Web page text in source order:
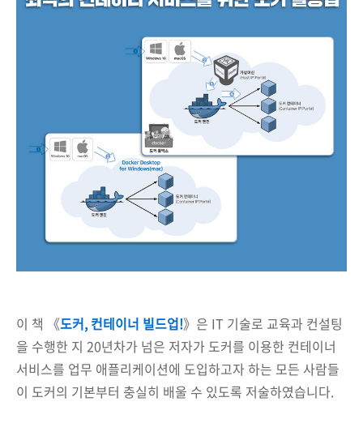
이 책 《도커, 컨테이너 빌드업!》은 IT 기술로 교육과 컨설팅
을 수행한 지 20년차가 넘은 저자가 도커를 이용한 컨테이너
서비스를 업무 애플리케이션에 도입하고자 하는 모든 사람들
이 도커의 기본부터 충실히 배울 수 있도록 저술하였습니다.